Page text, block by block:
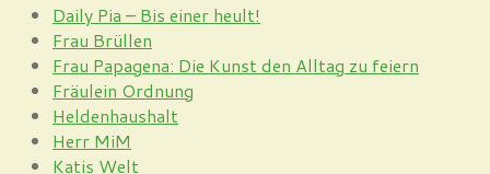
Daily Pia – Bis einer heult!
Frau Brüllen
Frau Papagena: Die Kunst den Alltag zu feiern
Fräulein Ordnung
Heldenhaushalt
Herr MiM
Katis Welt